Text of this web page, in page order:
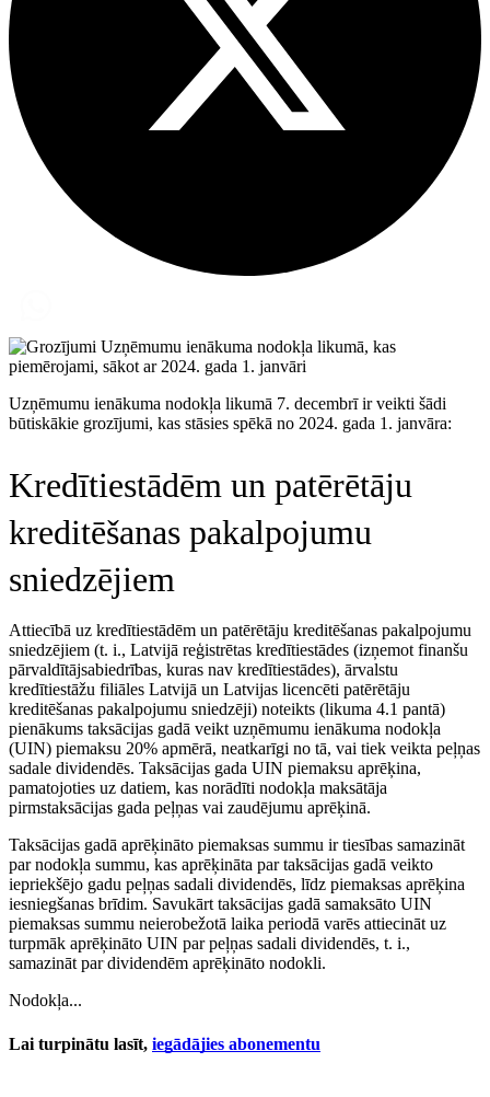
Uzņēmumu ienākuma nodokļa likumā 7. decembrī ir veikti šādi
būtiskākie grozījumi, kas stāsies spēkā no 2024. gada 1. janvāra:
Kredītiestādēm un patērētāju
kreditēšanas pakalpojumu
sniedzējiem
Attiecībā uz kredītiestādēm un patērētāju kreditēšanas pakalpojumu
sniedzējiem (t. i., Latvijā reģistrētas kredītiestādes (izņemot finanšu
pārvaldītājsabiedrības, kuras nav kredītiestādes), ārvalstu
kredītiestāžu filiāles Latvijā un Latvijas licencēti patērētāju
kreditēšanas pakalpojumu sniedzēji) noteikts (likuma 4.1 pantā)
pienākums taksācijas gadā veikt uzņēmumu ienākuma nodokļa
(UIN) piemaksu 20% apmērā, neatkarīgi no tā, vai tiek veikta peļņas
sadale dividendēs. Taksācijas gada UIN piemaksu aprēķina,
pamatojoties uz datiem, kas norādīti nodokļa maksātāja
pirmstaksācijas gada peļņas vai zaudējumu aprēķinā.
Taksācijas gadā aprēķināto piemaksas summu ir tiesības samazināt
par nodokļa summu, kas aprēķināta par taksācijas gadā veikto
iepriekšējo gadu peļņas sadali dividendēs, līdz piemaksas aprēķina
iesniegšanas brīdim. Savukārt taksācijas gadā samaksāto UIN
piemaksas summu neierobežotā laika periodā varēs attiecināt uz
turpmāk aprēķināto UIN par peļņas sadali dividendēs, t. i.,
samazināt par dividendēm aprēķināto nodokli.
Nodokļa...
Lai turpinātu lasīt, iegādājies abonementu